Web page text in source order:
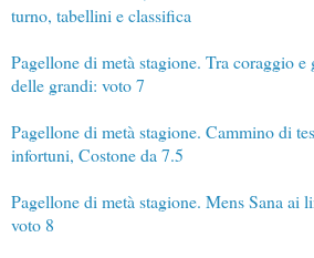
turno, tabellini e classifica
Pagellone di metà stagione. Tra coraggio
delle grandi: voto 7
Pagellone di metà stagione. Cammino di
infortuni, Costone da 7.5
Pagellone di metà stagione. Mens Sana ai
voto 8